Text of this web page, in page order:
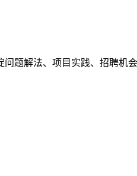
问题解法、项目实践、招聘机会